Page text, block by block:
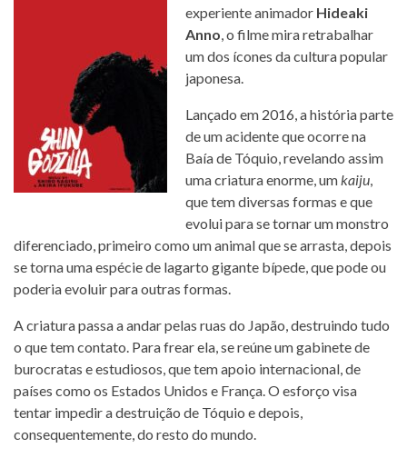
experiente animador Hideaki
Anno, o filme mira retrabalhar
um dos ícones da cultura popular
japonesa.
Lançado em 2016, a história parte
de um acidente que ocorre na
Baía de Tóquio, revelando assim
uma criatura enorme, umkaiju,
que tem diversas formas e que
evolui para se tornar um monstro
diferenciado, primeiro como um animal que se arrasta, depois
se torna uma espécie de lagarto gigante bípede, que pode ou
poderia evoluir para outras formas.
A criatura passa a andar pelas ruas do Japão, destruindo tudo
o que tem contato. Para frear ela, se reúne um gabinete de
burocratas e estudiosos, que tem apoio internacional, de
países como os Estados Unidos e França. O esforço visa
tentar impedir a destruição de Tóquio e depois,
consequentemente, do resto do mundo.